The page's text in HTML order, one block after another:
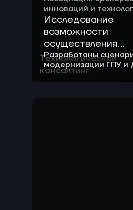
Технологический
консалтинг
инноваций и
Исследование
возможности
осуществления
модернизации
газопоршневой
Разработаны
модернизации ГПУ и
Сформирован